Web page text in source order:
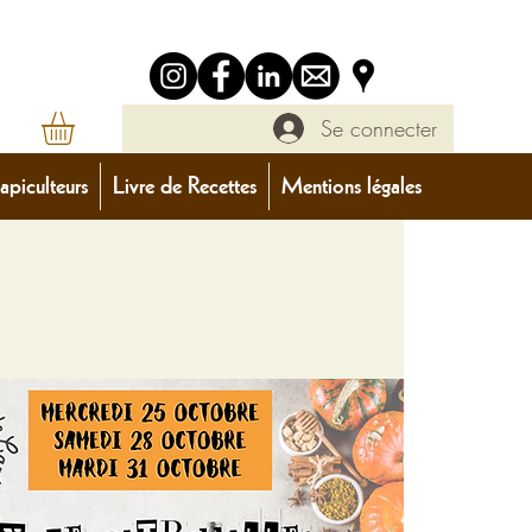
Se connecter
Livre de Recettes Mentions légales